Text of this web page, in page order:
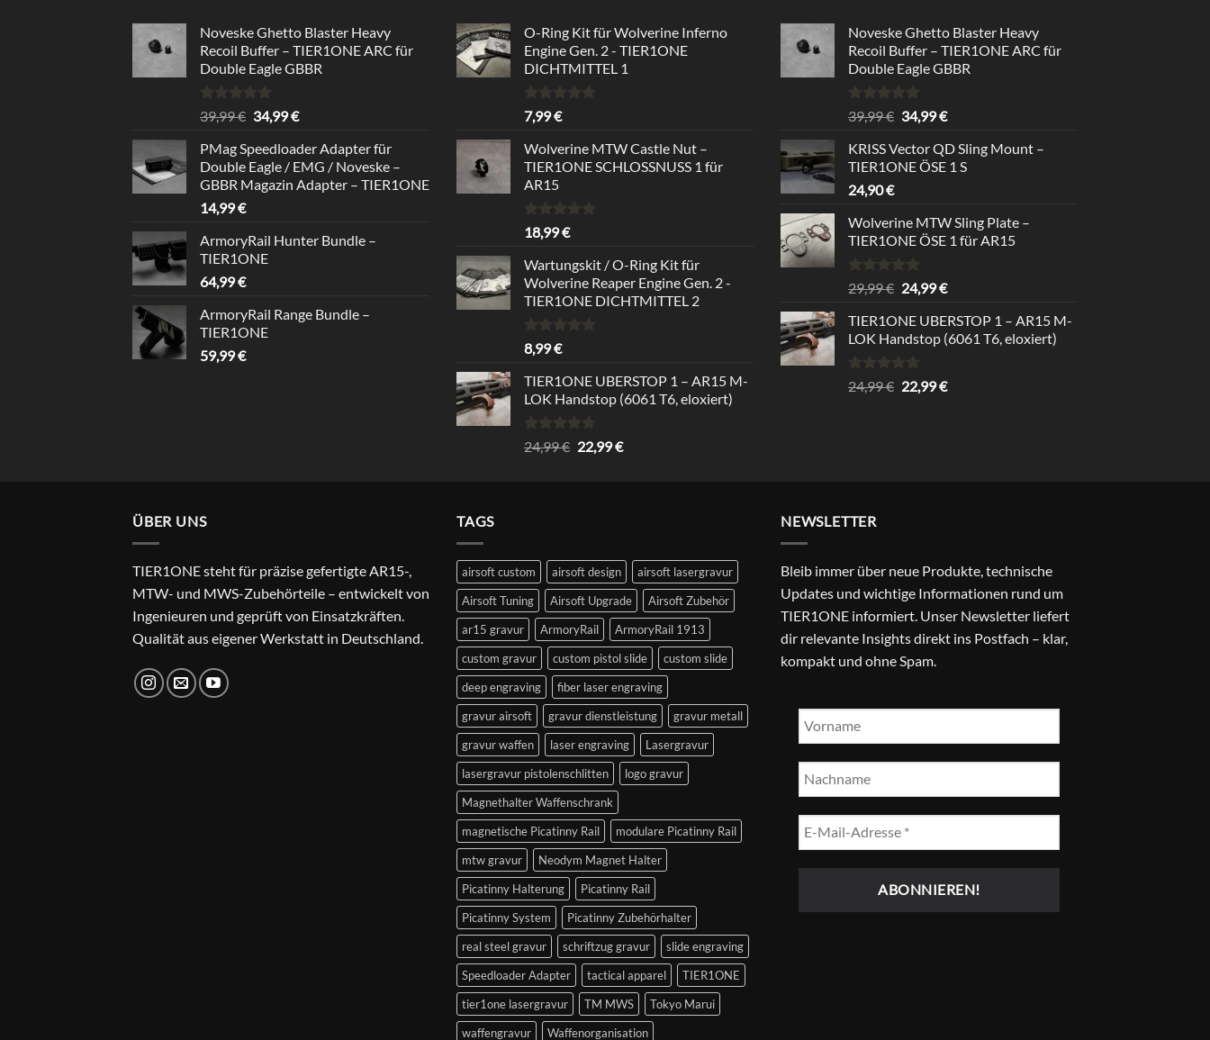
Noveske Ghetto Blaster Heavy
Recoil Buffer – TIER1ONE ARC für
Double Eagle GBBR
Rated5.00
out of 5
39,99€ Original
was:
39,99 €.
34,99€Current
is:
34,99 €.
PMag Speedloader Adapter für
Double Eagle / EMG / Noveske –
GBBR Magazin Adapter – TIER1ONE
14,99€
ArmoryRail Hunter Bundle –
TIER1ONE
64,99€
ArmoryRail Range Bundle –
TIER1ONE
59,99€
O-Ring Kit für Wolverine Inferno
Engine Gen. 2 - TIER1ONE
DICHTMITTEL 1
Rated
out of 5
7,99€
Wolverine MTW Castle Nut –
TIER1ONE SCHLOSSNUSS 1 für
AR15
Rated5.00
out of 5
18,99€
Wartungskit / O-Ring Kit für
Wolverine Reaper Engine Gen. 2 -
TIER1ONE DICHTMITTEL 2
Rated
out of 5
8,99€
TIER1ONE UBERSTOP 1 – AR15 M-
LOK Handstop (6061 T6, eloxiert)
Rated4.67
out of 5
24,99€ Original
22,99€Current
Noveske Ghetto Blaster Heavy
Recoil Buffer – TIER1ONE ARC für
Double Eagle GBBR
Rated5.00
out of 5
39,99€ Original
was:
39,99 €.
34,99€Current
is:
34,99 €.
KRISS Vector QD Sling Mount –
TIER1ONE ÖSE 1 S
24,90€
Wolverine MTW Sling Plate –
TIER1ONE ÖSE 1 für AR15
Rated5.00
out of 5
29,99€ Original
was:
29,99 €.
24,99€Current
is:
24,99 €.
TIER1ONE UBERSTOP 1 – AR15 M-
LOK Handstop (6061 T6, eloxiert)
Rated4.67
out of 5
24,99€ Original
22,99€Current
ÜBER UNS
TIER1ONE steht für präzise gefertigte AR15-,
MTW- und MWS-Zubehörteile – entwickelt von
Ingenieuren und geprüft von Einsatzkräften.
Qualität aus eigener Werkstatt in Deutschland.
TAGS
airsoft custom airsoft design
airsoft lasergravur
Airsoft Tuning
Airsoft Upgrade
Airsoft Zubehör
ar15 gravur
ArmoryRail
ArmoryRail 1913
custom gravur
custom pistol slide
custom slide
deep engraving
fiber laser engraving
gravur airsoft
gravur dienstleistung
gravur metall
gravur waffen
laser engraving
Lasergravur
lasergravur pistolenschlitten
logo gravur
Magnethalter Waffenschrank
magnetische Picatinny Rail
modulare Picatinny Rail
mtw gravur
Neodym Magnet Halter
Picatinny Halterung
Picatinny Rail
Picatinny System
Picatinny Zubehörhalter
real steel gravur
schriftzug gravur
slide engraving
Speedloader Adapter
tactical apparel
TIER1ONE
tier1one lasergravur
TM MWS
Tokyo Marui
waffengravur
Waffenorganisation
NEWSLETTER
Bleib immer über neue Produkte, technische
Updates und wichtige Informationen rund um
TIER1ONE informiert. Unser Newsletter liefert
dir relevante Insights direkt ins Postfach – klar,
kompakt und ohne Spam.